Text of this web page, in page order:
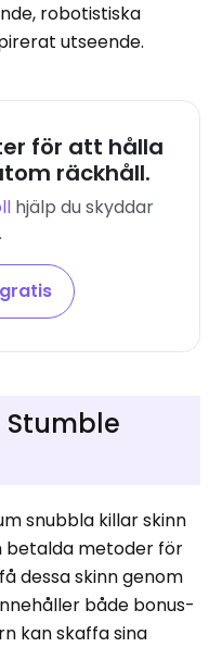
robotistiska
utseende.
för att hålla
räckhåll.
hjälp du skyddar
Stumble
snubbla killar skinn
betalda metoder för
dessa skinn genom
både bonus-
kan skaffa sina